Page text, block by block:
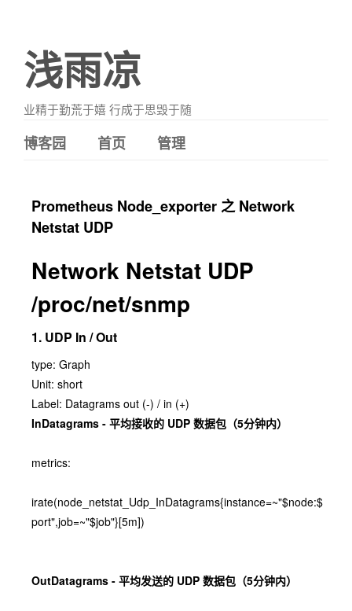
浅雨凉
业精于勤荒于嬉 行成于思毁于随
博客园 首页 管理
Prometheus Node_exporter 之 Network
Netstat UDP
Network Netstat UDP
/proc/net/snmp
1. UDP In / Out
type: Graph
Unit: short
Label: Datagrams out (-) / in (+)
InDatagrams - 平均接收的 UDP 数据包（5分钟内）
metrics:
irate(node_netstat_Udp_InDatagrams{instance=~"$node:$
port",job=~"$job"}[5m])
OutDatagrams - 平均发送的 UDP 数据包（5分钟内）